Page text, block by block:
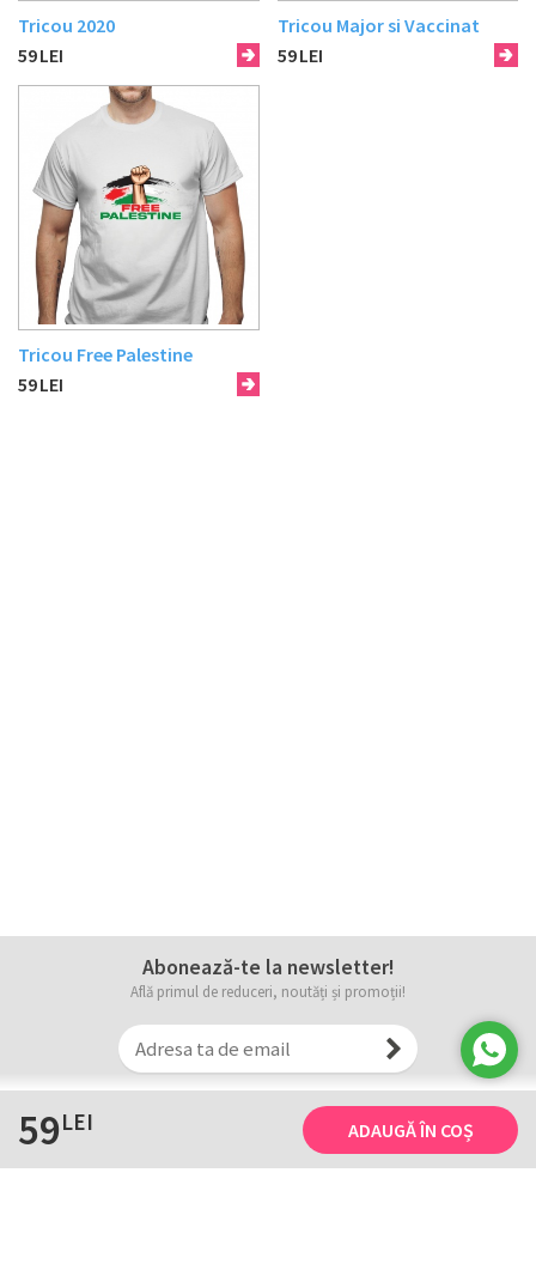
59LEI ADAUGĂ ÎN COȘ
Tricou 2020
59LEI
Tricou Major si Vaccinat
59LEI
Tricou Free Palestine
59LEI
Abonează-te la newsletter!
Află primul de reduceri, noutăți și promoții!
Tricourile noastre